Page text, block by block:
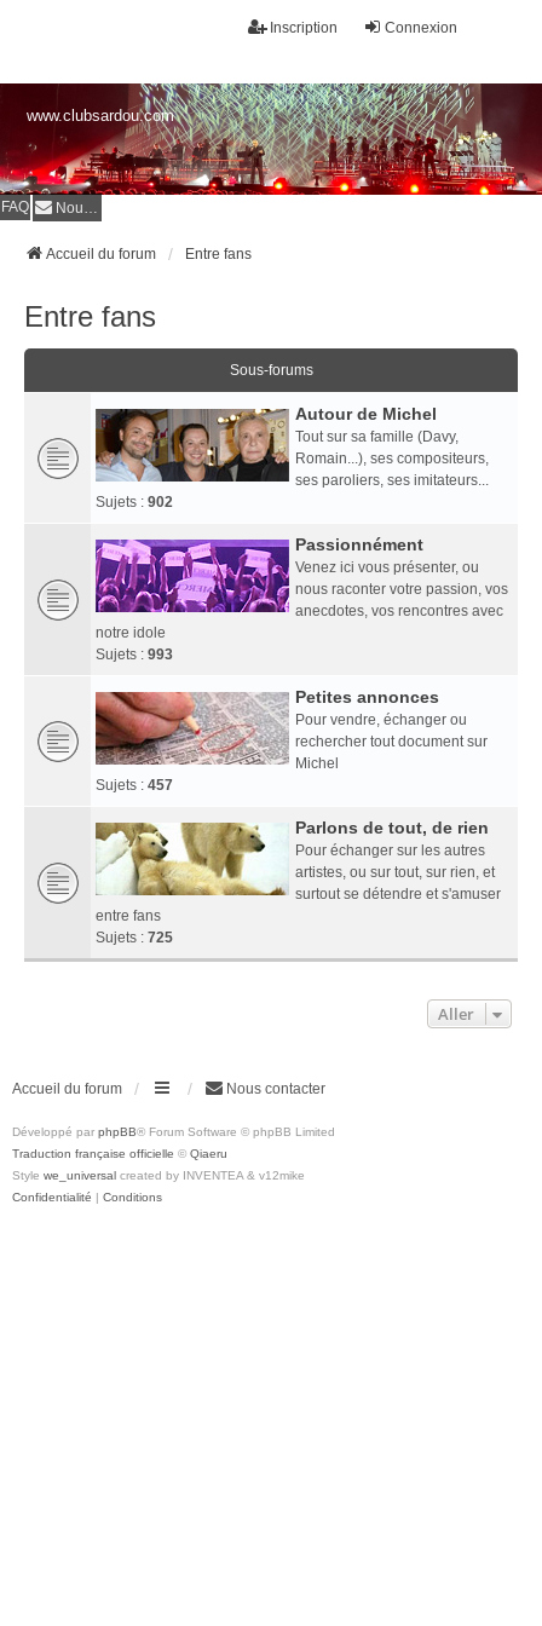
Connexion
Inscription
www.clubsardou.com
FAQ Nous contacter
Accueil du forum Entre fans
Entre fans
Sous-forums
Autour de Michel
Tout sur sa famille (Davy,
Romain...), ses compositeurs,
ses paroliers, ses imitateurs...
Sujets : 902
Passionnément
Venez ici vous présenter, ou
nous raconter votre passion, vos
anecdotes, vos rencontres avec
notre idole
Sujets : 993
Petites annonces
Pour vendre, échanger ou
rechercher tout document sur
Michel
Sujets : 457
Parlons de tout, de rien
Pour échanger sur les autres
artistes, ou sur tout, sur rien, et
surtout se détendre et s'amuser
entre fans
Sujets : 725
Aller
Accueil du forum Nous contacter
Développé par phpBB® Forum Software © phpBB Limited
Traduction française officielle © Qiaeru
Style we_universal created by INVENTEA & v12mike
Confidentialité | Conditions